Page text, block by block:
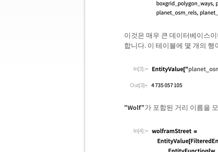
이것은 매우 큰 데이터베이스
합니다. 이 테이블에 몇 개의
In[3]:=
Out[3]=
"Wolf"가 포함된 거리 이름을
In[4]:=